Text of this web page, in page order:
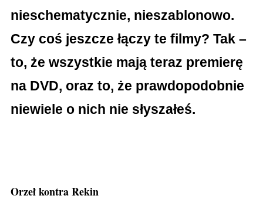
nieschematycznie, nieszablonowo.
Czy coś jeszcze łączy te filmy? Tak –
to, że wszystkie mają teraz premierę
na DVD, oraz to, że prawdopodobnie
niewiele o nich nie słyszałeś.
Orzeł kontra Rekin